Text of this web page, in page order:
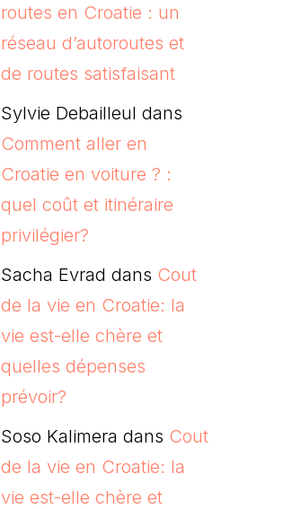
routes en Croatie : un
réseau d’autoroutes et
de routes satisfaisant
Sylvie Debailleul dans
Comment aller en
Croatie en voiture ? :
quel coût et itinéraire
privilégier?
Sacha Evrad dans Cout
de la vie en Croatie: la
vie est-elle chère et
quelles dépenses
prévoir?
Soso Kalimera dans Cout
de la vie en Croatie: la
vie est-elle chère et